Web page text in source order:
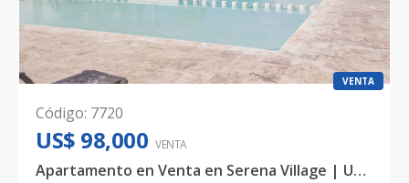
VENTA
Código: 7720
US$ 98,000 VENTA
Apartamento en Venta en Serena Village | US$ 98,000 | 2 Hab | Residencial con Amenidades | 75mt2